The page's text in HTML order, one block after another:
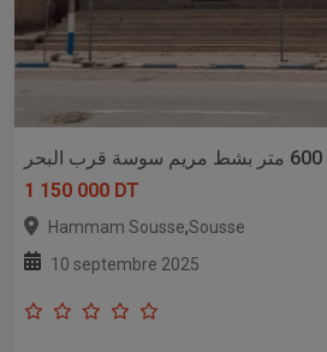
1 150 000 DT
Hammam Sousse,Sousse
10 septembre 2025